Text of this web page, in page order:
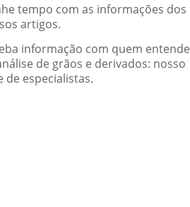
tempo com as informações dos
artigos.
informação com quem entende
de grãos e derivados: nosso
de especialistas.